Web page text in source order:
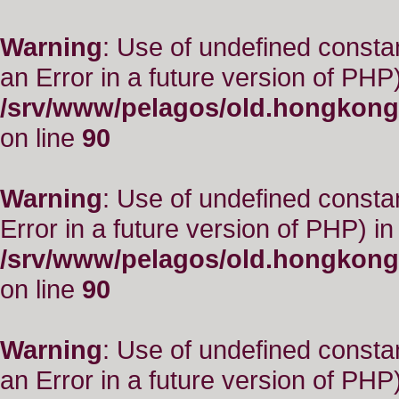
Warning: Use of undefined
an Error in a future version of
/srv/www/pelagos/
on line 90
Warning: Use of undefined
Error in a future version of PHP) in
/srv/www/pelagos/
on line 90
Warning: Use of undefined
an Error in a future version of